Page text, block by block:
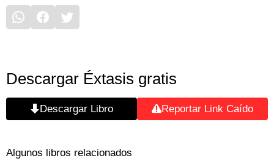
Descargar Éxtasis gratis
Descargar Libro Reportar Link Caído
Algunos libros relacionados